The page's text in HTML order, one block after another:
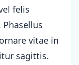
felis
vitae in
sagittis.